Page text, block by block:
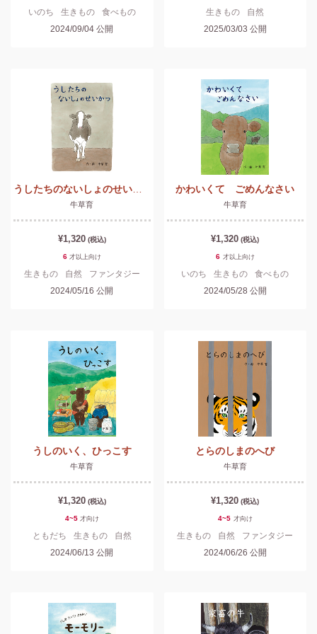
いのち 生きもの
食べもの
2024/09/04 公開
生きもの
自然
2025/03/03 公開
牛草育
¥1,320 (税込)
6 才以上向け
生きもの 自然
ファンタジー
2024/05/16 公開
かわいくて ごめんなさい
牛草育
¥1,320 (税込)
6 才以上向け
いのち 生きもの
食べもの
2024/05/28 公開
うしのいく、ひっこす
牛草育
¥1,320 (税込)
4~5 才向け
ともだち 生きもの
自然
2024/06/13 公開
とらのしまのへび
牛草育
¥1,320 (税込)
4~5 才向け
生きもの 自然
ファンタジー
2024/06/26 公開